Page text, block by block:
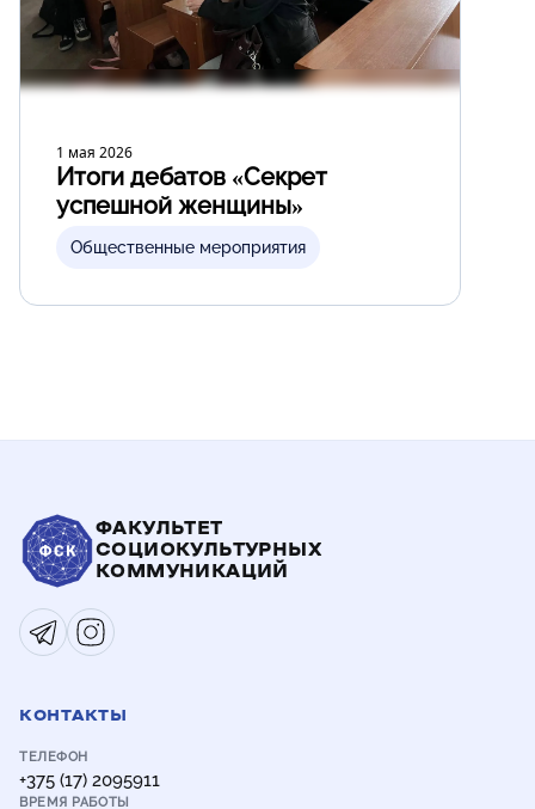
1 мая 2026
Итоги дебатов «Секрет
успешной женщины»
Общественные мероприятия
ФАКУЛЬТЕТ
СОЦИОКУЛЬТУРНЫХ
КОММУНИКАЦИЙ
КОНТАКТЫ
ТЕЛЕФОН
+375 (17) 2095911
ВРЕМЯ РАБОТЫ